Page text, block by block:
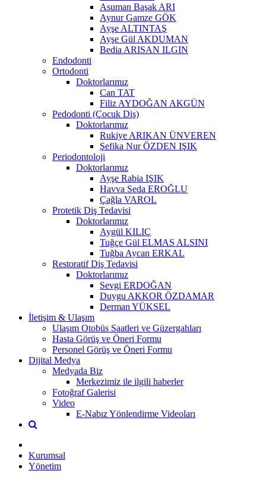
Asuman Başak ARI
Aynur Gamze GÖK
Ayşe ALTINTAŞ
Ayşe Gül AKDUMAN
Bedia ARISAN ILGIN
Endodonti
Ortodonti
Doktorlarımız
Can TAT
Filiz AYDOĞAN AKGÜN
Pedodonti (Çocuk Diş)
Doktorlarımız
Rukiye ARIKAN ÜNVEREN
Şefika Nur ÖZDEN IŞIK
Periodontoloji
Doktorlarımız
Ayşe Rabia IŞIK
Havva Seda EROĞLU
Çağla VAROL
Protetik Diş Tedavisi
Doktorlarımız
Aygül KILIÇ
Tuğçe Gül ELMAS ALSINI
Tuğba Aycan ERKAL
Restoratif Diş Tedavisi
Doktorlarımız
Sevgi ERDOĞAN
Duygu AKKOR ÖZDAMAR
Derman YÜKSEL
İletişim & Ulaşım
Ulaşım Otobüs Saatleri ve Güzergahları
Hasta Görüş ve Öneri Formu
Personel Görüş ve Öneri Formu
Dijital Medya
Medyada Biz
Merkezimiz ile ilgili haberler
Fotoğraf Galerisi
Video
E-Nabız Yönlendirme Videoları
Kurumsal
Yönetim